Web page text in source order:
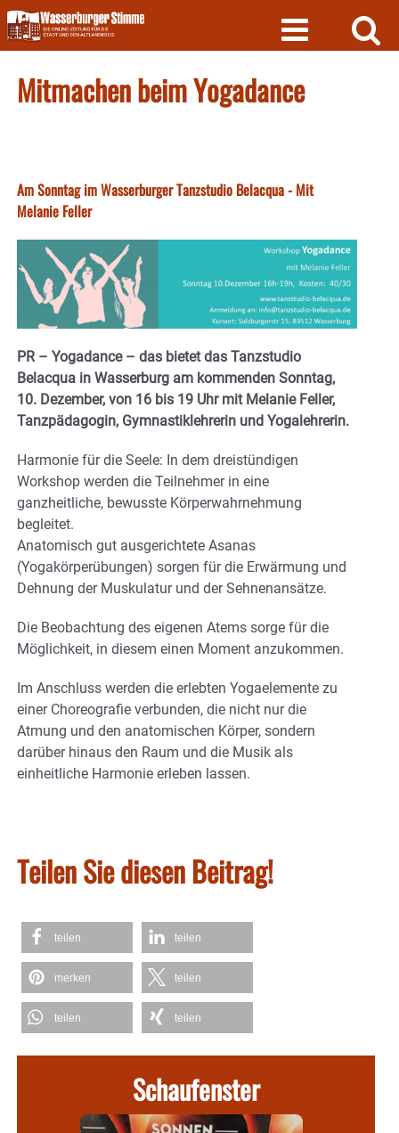
Skip
to
content
Mitmachen beim Yogadance
Am Sonntag im Wasserburger Tanzstudio Belacqua - Mit
Melanie Feller
PR – Yogadance – das bietet das Tanzstudio
Belacqua in Wasserburg am kommenden Sonntag,
10. Dezember, von 16 bis 19 Uhr mit Melanie Feller,
Tanzpädagogin, Gymnastiklehrerin und Yogalehrerin.
Harmonie für die Seele: In dem dreistündigen
Workshop werden die Teilnehmer in eine
ganzheitliche, bewusste Körperwahrnehmung
begleitet.
Anatomisch gut ausgerichtete Asanas
(Yogakörperübungen) sorgen für die Erwärmung und
Dehnung der Muskulatur und der Sehnenansätze.
Die Beobachtung des eigenen Atems sorge für die
Möglichkeit, in diesem einen Moment anzukommen.
Im Anschluss werden die erlebten Yogaelemente zu
einer Choreografie verbunden, die nicht nur die
Atmung und den anatomischen Körper, sondern
darüber hinaus den Raum und die Musik als
einheitliche Harmonie erleben lassen.
Teilen Sie diesen Beitrag!
teilen teilen
merken teilen
teilen teilen
Schaufenster